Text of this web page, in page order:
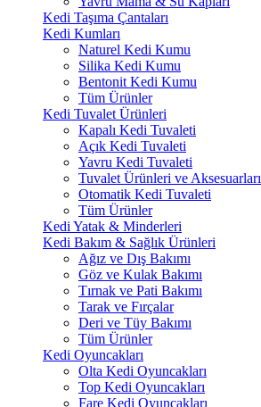
Kedi Taşıma Çantaları
Kedi Kumları
Naturel Kedi Kumu
Silika Kedi Kumu
Bentonit Kedi Kumu
Tüm Ürünler
Kedi Tuvalet Ürünleri
Kapalı Kedi Tuvaleti
Açık Kedi Tuvaleti
Yavru Kedi Tuvaleti
Tuvalet Ürünleri ve Aksesuarları
Otomatik Kedi Tuvaleti
Tüm Ürünler
Kedi Yatak & Minderleri
Kedi Bakım & Sağlık Ürünleri
Ağız ve Dış Bakımı
Göz ve Kulak Bakımı
Tırnak ve Pati Bakımı
Tarak ve Fırçalar
Deri ve Tüy Bakımı
Tüm Ürünler
Kedi Oyuncakları
Olta Kedi Oyuncakları
Top Kedi Oyuncakları
Fare Kedi Oyuncakları